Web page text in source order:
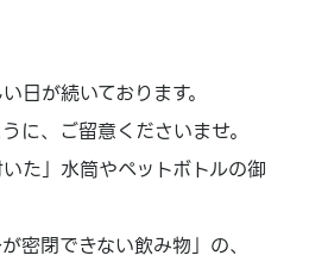
日が続いております。
に、ご留意くださいませ。
た」水筒やペットボトルの御
密閉できない飲み物」の、